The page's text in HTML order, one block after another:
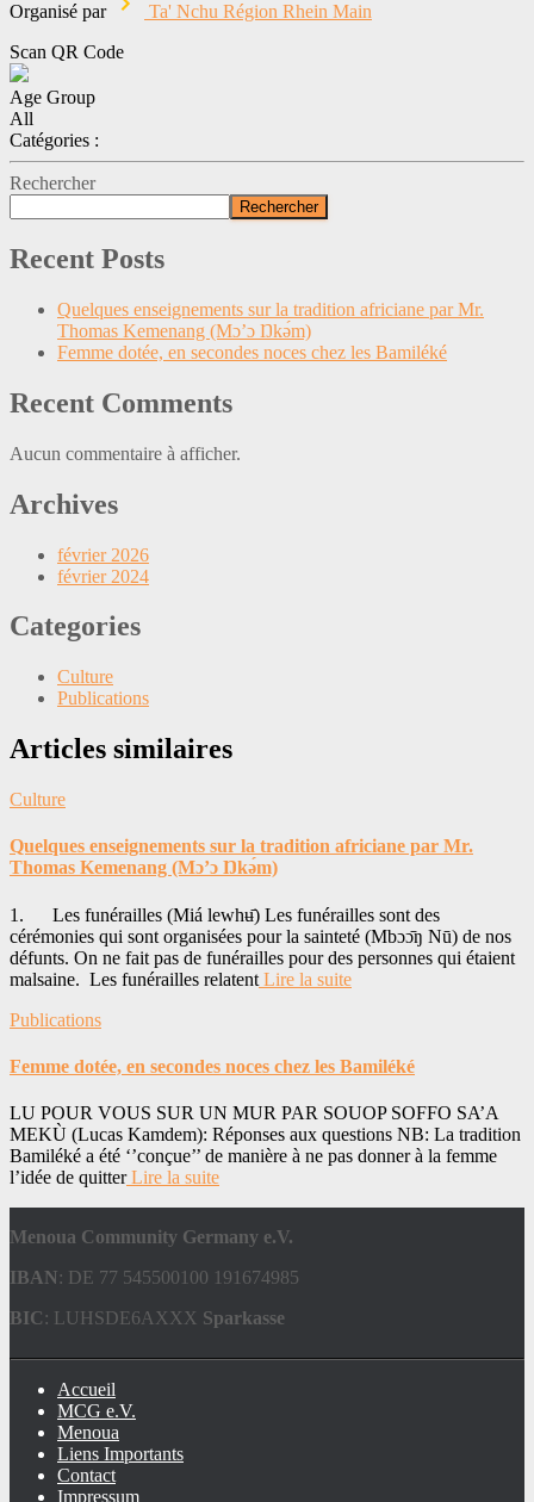
Organisé par
Ta' Nchu Région Rhein Main
Scan QR Code
Age Group
All
Catégories :
Rechercher
Rechercher
Recent Posts
Quelques enseignements sur la tradition africiane par Mr.
Thomas Kemenang (Mɔ’ɔ Ŋkǝ́m)
Femme dotée, en secondes noces chez les Bamiléké
Recent Comments
Aucun commentaire à afficher.
Archives
février 2026
février 2024
Categories
Culture
Publications
Articles similaires
Culture
Quelques enseignements sur la tradition africiane par Mr.
Thomas Kemenang (Mɔ’ɔ Ŋkǝ́m)
1. Les funérailles (Miá lewhʉ̄) Les funérailles sont des
cérémonies qui sont organisées pour la sainteté (Mbɔɔ̄ŋ Nū) de nos
défunts. On ne fait pas de funérailles pour des personnes qui étaient
malsaine. Les funérailles relatent Lire la suite
Publications
Femme dotée, en secondes noces chez les Bamiléké
LU POUR VOUS SUR UN MUR PAR SOUOP SOFFO SA’A
MEKÙ (Lucas Kamdem): Réponses aux questions NB: La tradition
Bamiléké a été ‘’conçue’’ de manière à ne pas donner à la femme
l’idée de quitterLire la suite
Menoua Community Germany e.V.
IBAN: DE 77 545500100 191674985
BIC : LUHSDE6AXXX Sparkasse
Accueil
MCG e.V.
Menoua
Liens Importants
Contact
Impressum